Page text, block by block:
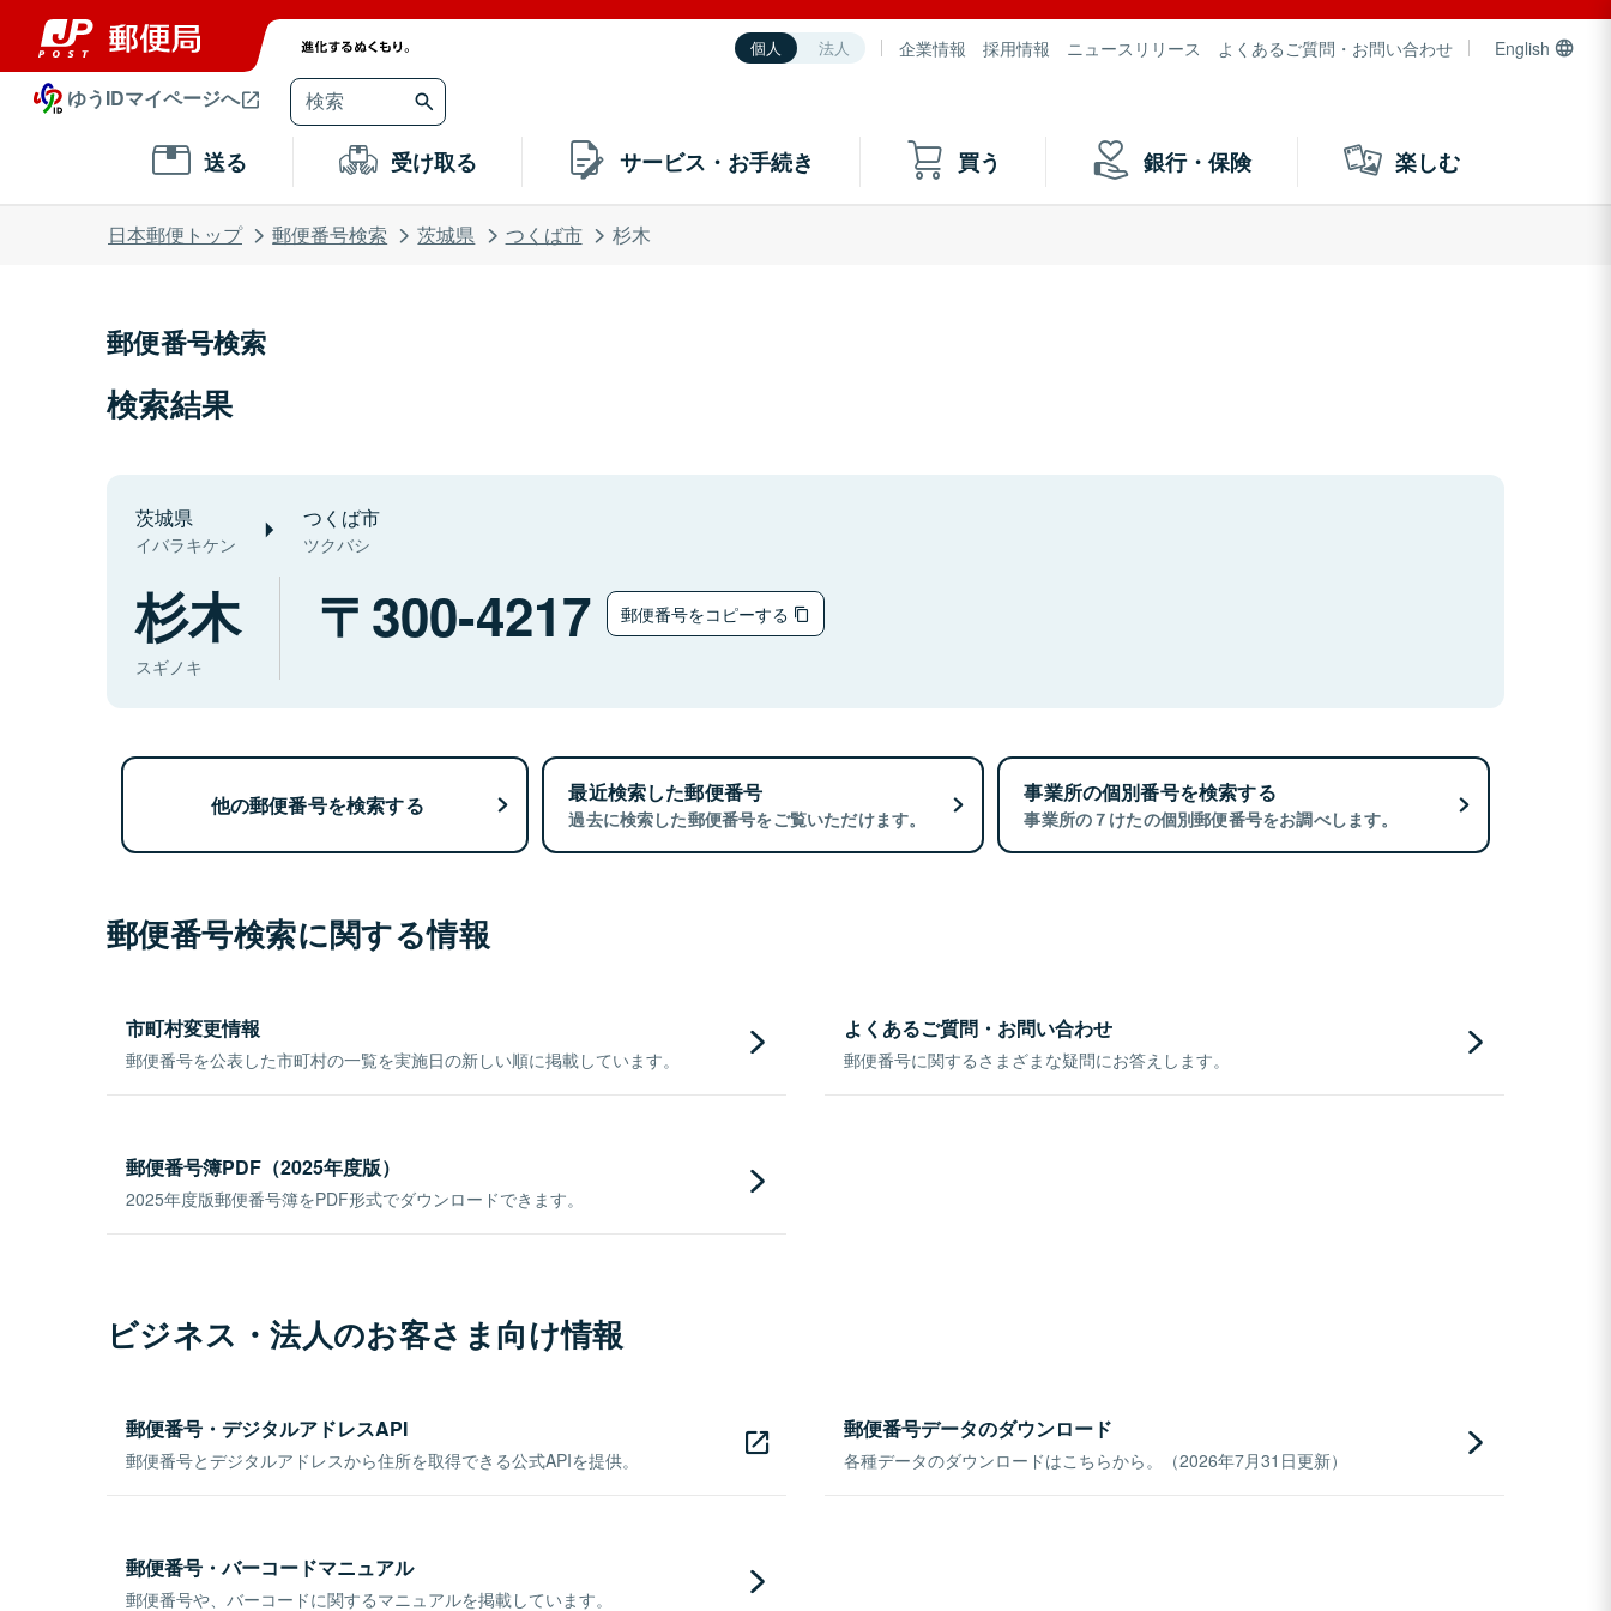
個人 法人 企業情報 採用情報 ニュースリリース よくあるご質問・お問い合わせ English
ゆうIDマイページへ
送る 受け取る サービス・お手続き 買う 銀行・保険 楽しむ
日本郵便トップ 郵便番号検索 茨城県 つくば市 杉木
郵便番号検索
検索結果
茨城県
イバラキケン
つくば市
ツクバシ
杉木
スギノキ
300-4217 郵便番号をコピーする
他の郵便番号を検索する 最近検索した郵便番号
過去に検索した郵便番号をご覧いただけます。
事業所の個別番号を検索する
事業所の７けたの個別郵便番号をお調べします。
郵便番号検索に関する情報
市町村変更情報
郵便番号を公表した市町村の一覧を実施日の新しい順に掲載しています。
よくあるご質問・お問い合わせ
郵便番号に関するさまざまな疑問にお答えします。
郵便番号簿PDF（2025年度版）
2025年度版郵便番号簿をPDF形式でダウンロードできます。
ビジネス・法人のお客さま向け情報
郵便番号・デジタルアドレスAPI
郵便番号とデジタルアドレスから住所を取得できる公式APIを提供。
郵便番号データのダウンロード
各種データのダウンロードはこちらから。（2026年7月31日更新）
郵便番号・バーコードマニュアル
郵便番号や、バーコードに関するマニュアルを掲載しています。